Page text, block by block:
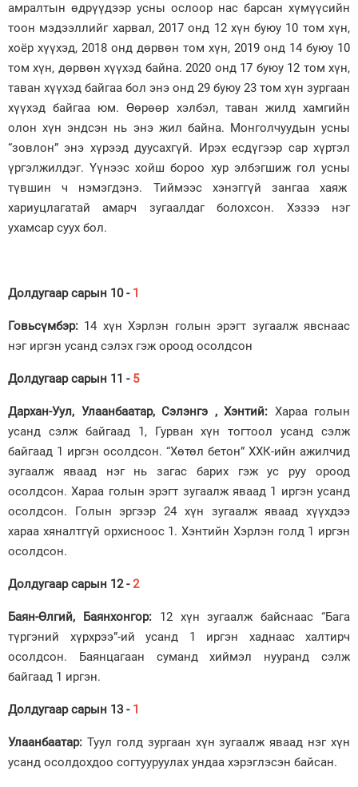
амралтын өдрүүдээр усны ослоор нас барсан хүмүүсийн
тоон мэдээллийг харвал, 2017 онд 12 хүн буюу 10 том хүн,
хоёр хүүхэд, 2018 онд дөрвөн том хүн, 2019 онд 14 буюу 10
том хүн, дөрвөн хүүхэд байна. 2020 онд 17 буюу 12 том хүн,
таван хүүхэд байгаа бол энэ онд 29 буюу 23 том хүн зургаан
хүүхэд байгаа юм. Өөрөөр хэлбэл, таван жилд хамгийн
олон хүн эндсэн нь энэ жил байна. Монголчуудын усны
“зовлон” энэ хүрээд дуусахгүй. Ирэх есдүгээр сар хүртэл
үргэлжилдэг. Үүнээс хойш бороо хур элбэгшиж гол усны
түвшин ч нэмэгдэнэ. Тиймээс хэнэггүй зангаа хаяж
хариуцлагатай амарч зугаалдаг болохсон. Хэзээ нэг
ухамсар суух бол.
Долдугаар сарын 10 - 1
Говьсүмбэр: 14 хүн Хэрлэн голын эрэгт зугаалж явснаас
нэг иргэн усанд сэлэх гэж ороод осолдсон
Долдугаар сарын 11 - 5
Дархан-Уул, Улаанбаатар, Сэлэнгэ , Хэнтий: Хараа голын
усанд сэлж байгаад 1, Гурван хүн тогтоол усанд сэлж
байгаад 1 иргэн осолдсон. “Хөтөл бетон” ХХК-ийн ажилчид
зугаалж яваад нэг нь загас барих гэж ус руу ороод
осолдсон. Хараа голын эрэгт зугаалж яваад 1 иргэн усанд
осолдсон. Голын эргээр 24 хүн зугаалж яваад хүүхдээ
хараа хяналтгүй орхисноос 1. Хэнтийн Хэрлэн голд 1 иргэн
осолдсон.
Долдугаар сарын 12 -2
Баян-Өлгий, Баянхонгор: 12 хүн зугаалж байснаас “Бага
түргэний хүрхрээ”-ий усанд 1 иргэн хаднаас халтирч
осолдсон. Баянцагаан суманд хиймэл нууранд сэлж
байгаад 1 иргэн.
Долдугаар сарын 13 - 1
Улаанбаатар: Туул голд зургаан хүн зугаалж яваад нэг хүн
усанд осолдохдоо согтууруулах ундаа хэрэглэсэн байсан.